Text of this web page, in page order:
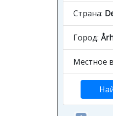
Страна:
Город:
Местное